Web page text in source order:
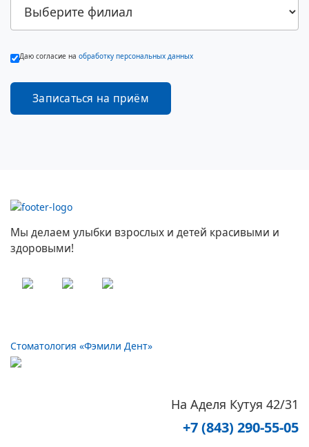
Даю согласие на обработку персональных данных
Мы делаем улыбки взрослых и детей красивыми и
здоровыми!
Стоматология «Фэмили Дент»
На Аделя Кутуя 42/31
+7 (843) 290-55-05